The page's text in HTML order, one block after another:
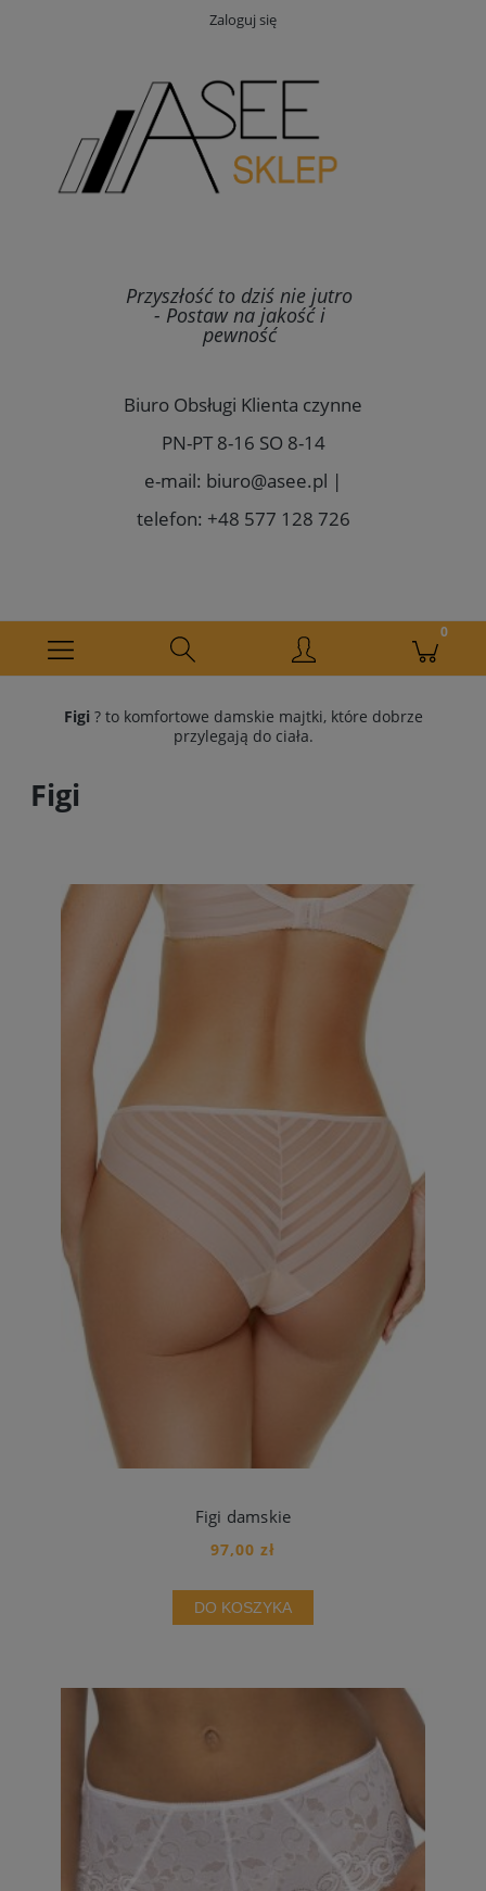
Zaloguj się
Przyszłość to dziś nie jutro
- Postaw na jakość i
pewność
Biuro Obsługi Klienta czynne
PN-PT 8-16 SO 8-14
e-mail: biuro@asee.pl |
telefon: +48 577 128 726
Figi ? to komfortowe damskie majtki, które dobrze
przylegają do ciała.
Figi
Figi damskie
97,00 zł
DO KOSZYKA